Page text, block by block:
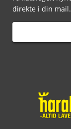
direkte i din mail.